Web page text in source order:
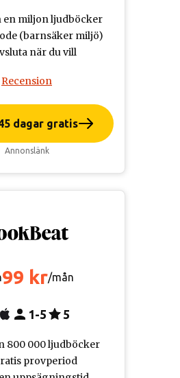
en miljon ljudböcker
(barnsäker miljö)
när du vill
Recension
dagar gratis
Annonslänk
99 kr/mån
1-5 5
800 000 ljudböcker
provperiod